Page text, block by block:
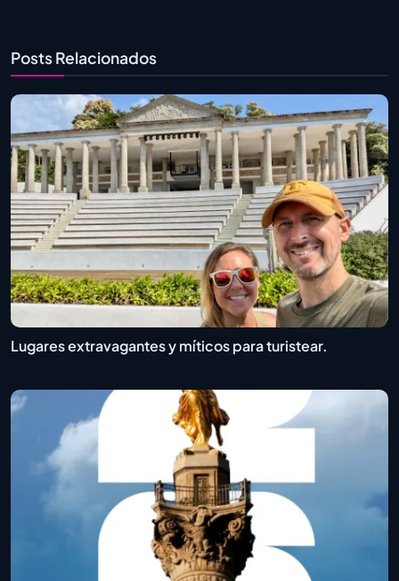
Posts Relacionados
Lugares extravagantes y míticos para turistear.